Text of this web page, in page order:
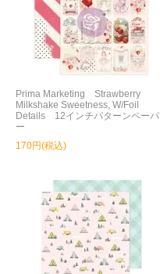
Prima Marketing Strawberry
Milkshake Sweetness, W/Foil
Details 12インチパターンペーパ
ー
170円(税込)